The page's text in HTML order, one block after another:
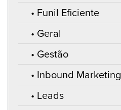
Funil Eficiente
Geral
Gestão
Inbound Marketing
Leads